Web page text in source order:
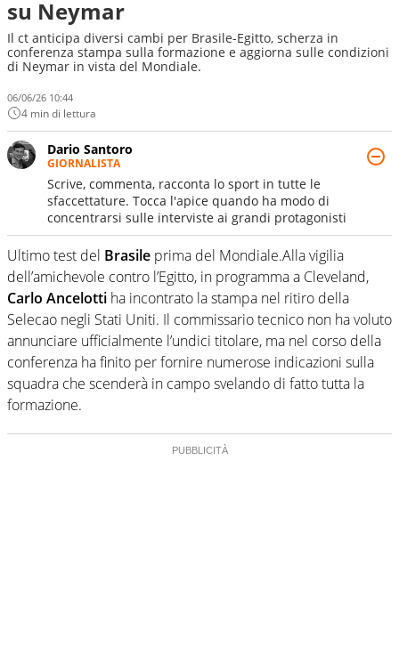
su Neymar
Il ct anticipa diversi cambi per Brasile-Egitto, scherza in
conferenza stampa sulla formazione e aggiorna sulle condizioni
di Neymar in vista del Mondiale.
06/06/26 10:44
4 min di lettura
Dario Santoro
GIORNALISTA
Scrive, commenta, racconta lo sport in tutte le
sfaccettature. Tocca l'apice quando ha modo di
concentrarsi sulle interviste ai grandi protagonisti
Ultimo test del Brasile prima del Mondiale.Alla vigilia
dell’amichevole contro l’Egitto, in programma a Cleveland,
Carlo Ancelotti ha incontrato la stampa nel ritiro della
Selecao negli Stati Uniti. Il commissario tecnico non ha voluto
annunciare ufficialmente l’undici titolare, ma nel corso della
conferenza ha finito per fornire numerose indicazioni sulla
squadra che scenderà in campo svelando di fatto tutta la
formazione.